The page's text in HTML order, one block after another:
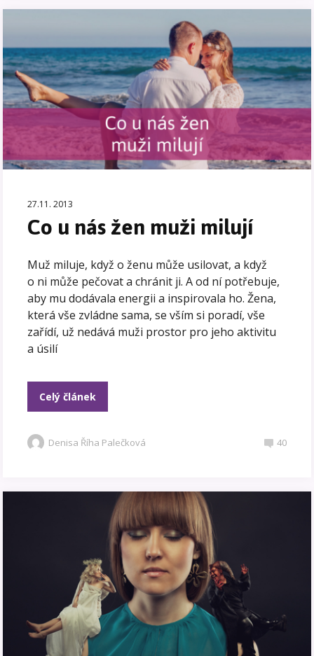
27.11. 2013
Co u nás žen muži milují
Muž miluje, když o ženu může usilovat, a když
o ni může pečovat a chránit ji. A od ní potřebuje,
aby mu dodávala energii a inspirovala ho. Žena,
která vše zvládne sama, se vším si poradí, vše
zařídí, už nedává muži prostor pro jeho aktivitu
a úsilí
Celý článek
Denisa Říha Palečková 40